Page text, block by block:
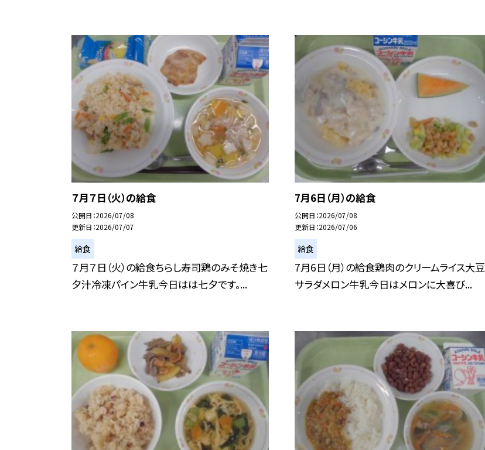
７月７日（火）の給食
公開日 2026/07/08
更新日 2026/07/07
給食
７月７日（火）の給食ちらし寿司鶏のみそ焼き七
夕汁冷凍パイン牛乳今日はは七夕です。...
7月6日（月）の給食
公開日 2026/07/08
更新日 2026/07/06
給食
7月6日（月）の給食鶏肉のクリームライス大豆
サラダメロン牛乳今日はメロンに大喜び...